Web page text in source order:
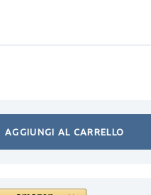
AGGIUNGI AL CARRELLO